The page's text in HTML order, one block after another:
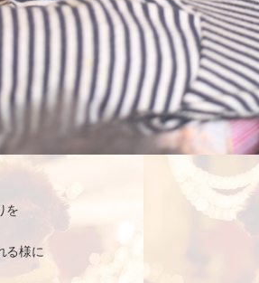
を
る様に